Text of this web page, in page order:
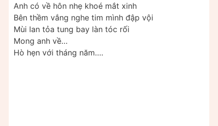
Anh có về hôn nhẹ khoé mắt xinh
Bên thềm vắng nghe tim mình đập vội
Mùi lan tỏa tung bay làn tóc rối
Mong anh về…
Hò hẹn với tháng năm….